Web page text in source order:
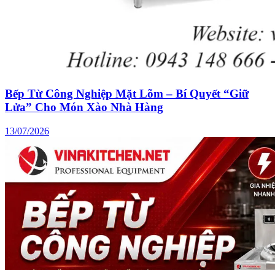
Bếp Từ Công Nghiệp Mặt Lõm – Bí Quyết “Giữ
Lửa” Cho Món Xào Nhà Hàng
13/07/2026